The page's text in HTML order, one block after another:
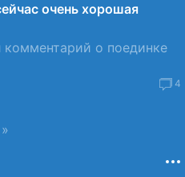
очень хорошая
о поединке
4